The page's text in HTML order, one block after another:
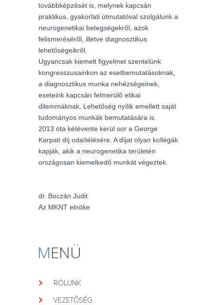
továbbképzését is, melynek kapcsán
praktikus, gyakorlati útmutatóval szolgálunk a
neurogenetikai betegségekről, azok
felismeréséről, illetve diagnosztikus
lehetőségeikről.
Ugyancsak kiemelt figyelmet szentelünk
kongresszusainkon az esetbemutatásoknak,
a diagnosztikus munka nehézségeinek,
eseteink kapcsán felmerülő etikai
dilemmáknak. Lehetőség nyílik emellett saját
tudományos munkák bemutatására is.
2013 óta kétévente kerül sor a George
Karpati díj odaítélésére. A díjat olyan kollégák
kapják, akik a neurogenetika területén
országosan kiemelkedő munkát végeztek.
dr. Boczán Judit
Az MKNT elnöke
MENÜ
RÓLUNK
VEZETŐSÉG